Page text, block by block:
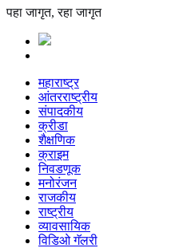
पहा जागृत, रहा जागृत
महाराष्ट्र
आंतरराष्ट्रीय
संपादकीय
क्रीडा
शैक्षणिक
क्राइम
निवडणूक
मनोरंजन
राजकीय
राष्ट्रीय
व्यावसायिक
विडिओ गॅलरी